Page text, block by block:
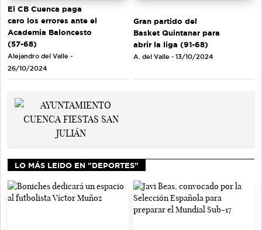
El CB Cuenca paga
caro los errores ante el
Academia Baloncesto
(57-68)
Alejandro del Valle -
26/10/2024
Gran partido del
Basket Quintanar para
abrir la liga (91-68)
A. del Valle - 13/10/2024
LO MÁS LEIDO EN "DEPORTES"